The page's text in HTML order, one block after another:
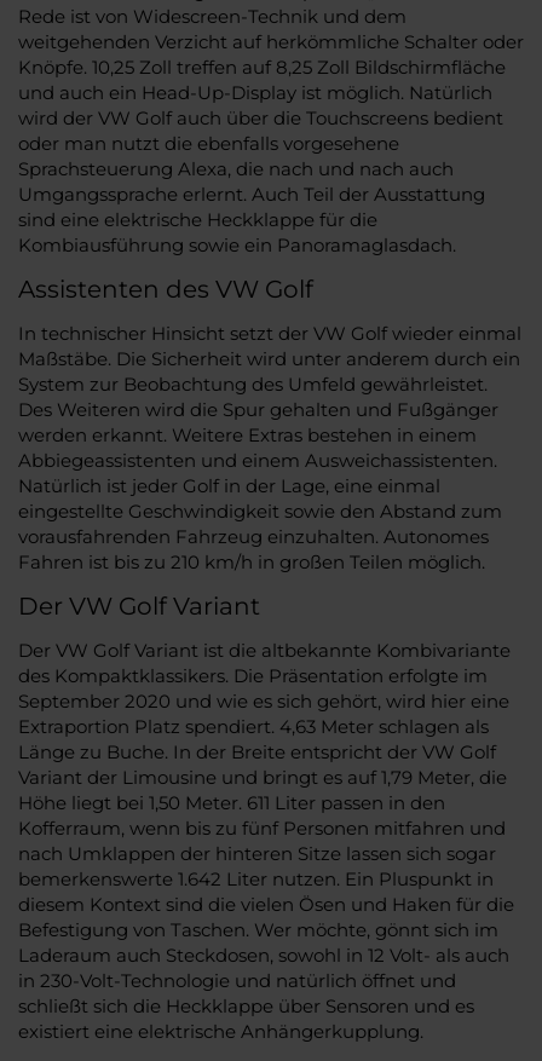
Rede ist von Widescreen-Technik und dem
weitgehenden Verzicht auf herkömmliche Schalter oder
Knöpfe. 10,25 Zoll treffen auf 8,25 Zoll Bildschirmfläche
und auch ein Head-Up-Display ist möglich. Natürlich
wird der VW Golf auch über die Touchscreens bedient
oder man nutzt die ebenfalls vorgesehene
Sprachsteuerung Alexa, die nach und nach auch
Umgangssprache erlernt. Auch Teil der Ausstattung
sind eine elektrische Heckklappe für die
Kombiausführung sowie ein Panoramaglasdach.
Assistenten des VW Golf
In technischer Hinsicht setzt der VW Golf wieder einmal
Maßstäbe. Die Sicherheit wird unter anderem durch ein
System zur Beobachtung des Umfeld gewährleistet.
Des Weiteren wird die Spur gehalten und Fußgänger
werden erkannt. Weitere Extras bestehen in einem
Abbiegeassistenten und einem Ausweichassistenten.
Natürlich ist jeder Golf in der Lage, eine einmal
eingestellte Geschwindigkeit sowie den Abstand zum
vorausfahrenden Fahrzeug einzuhalten. Autonomes
Fahren ist bis zu 210 km/h in großen Teilen möglich.
Der VW Golf Variant
Der VW Golf Variant ist die altbekannte Kombivariante
des Kompaktklassikers. Die Präsentation erfolgte im
September 2020 und wie es sich gehört, wird hier eine
Extraportion Platz spendiert. 4,63 Meter schlagen als
Länge zu Buche. In der Breite entspricht der VW Golf
Variant der Limousine und bringt es auf 1,79 Meter, die
Höhe liegt bei 1,50 Meter. 611 Liter passen in den
Kofferraum, wenn bis zu fünf Personen mitfahren und
nach Umklappen der hinteren Sitze lassen sich sogar
bemerkenswerte 1.642 Liter nutzen. Ein Pluspunkt in
diesem Kontext sind die vielen Ösen und Haken für die
Befestigung von Taschen. Wer möchte, gönnt sich im
Laderaum auch Steckdosen, sowohl in 12 Volt- als auch
in 230-Volt-Technologie und natürlich öffnet und
schließt sich die Heckklappe über Sensoren und es
existiert eine elektrische Anhängerkupplung.